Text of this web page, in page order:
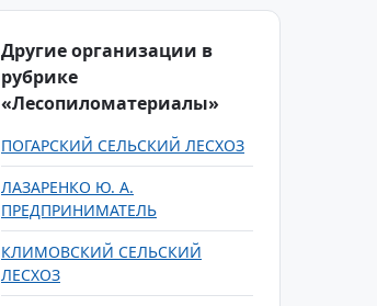
Другие организации в
рубрике
«Лесопиломатериалы»
ПОГАРСКИЙ СЕЛЬСКИЙ ЛЕСХОЗ
ЛАЗАРЕНКО Ю. А.
ПРЕДПРИНИМАТЕЛЬ
КЛИМОВСКИЙ СЕЛЬСКИЙ
ЛЕСХОЗ